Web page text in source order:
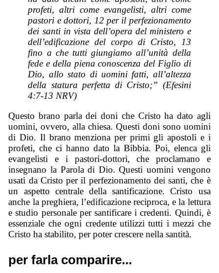
profeti, altri come evangelisti, altri come
pastori e dottori, 12 per il perfezionamento
dei santi in vista dell’opera del ministero e
dell’edificazione del corpo di Cristo, 13
fino a che tutti giungiamo all’unità della
fede e della piena conoscenza del Figlio di
Dio, allo stato di uomini fatti, all’altezza
della statura perfetta di Cristo;” (Efesini
4:7-13 NRV)
Questo brano parla dei doni che Cristo ha dato agli
uomini, ovvero, alla chiesa. Questi doni sono uomini
di Dio. Il brano menziona per primi gli apostoli e i
profeti, che ci hanno dato la Bibbia. Poi, elenca gli
evangelisti e i pastori-dottori, che proclamano e
insegnano la Parola di Dio. Questi uomini vengono
usati da Cristo per il perfezionamento dei santi, che è
un aspetto centrale della santificazione. Cristo usa
anche la preghiera, l’edificazione reciproca, e la lettura
e studio personale per santificare i credenti. Quindi, è
essenziale che ogni credente utilizzi tutti i mezzi che
Cristo ha stabilito, per poter crescere nella santità.
per farla comparire...